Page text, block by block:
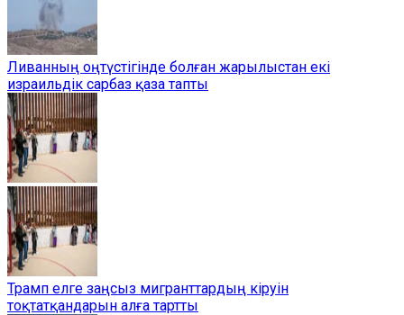
Ливанның оңтүстігінде болған жарылыстан екі
израильдік сарбаз қаза тапты
Трамп елге заңсыз мигранттардың кіруін
тоқтатқандарын алға тартты